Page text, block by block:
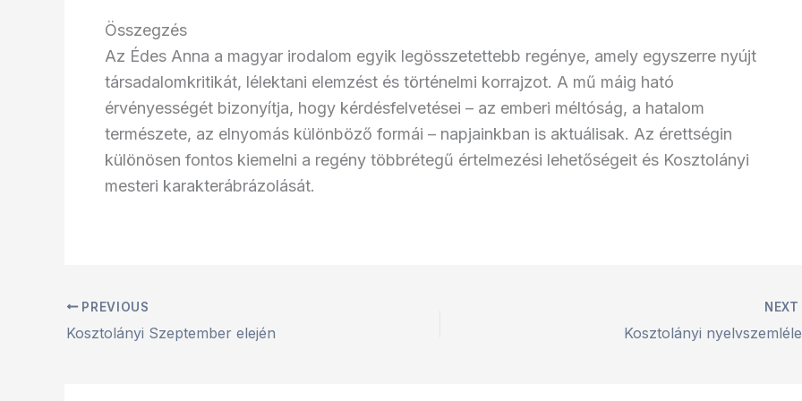
Összegzés
Az Édes Anna a magyar irodalom egyik legösszetettebb regénye, amely egyszerre nyújt
társadalomkritikát, lélektani elemzést és történelmi korrajzot. A mű máig ható
érvényességét bizonyítja, hogy kérdésfelvetései – az emberi méltóság, a hatalom
természete, az elnyomás különböző formái – napjainkban is aktuálisak. Az érettségin
különösen fontos kiemelni a regény többrétegű értelmezési lehetőségeit és Kosztolányi
mesteri karakterábrázolását.
PREVIOUS
Kosztolányi Szeptember elején
NEXT
Kosztolányi